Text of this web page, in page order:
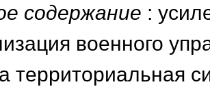
содержание :
военного
территориальная